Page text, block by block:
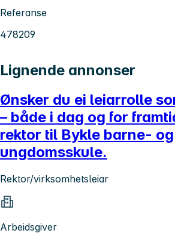
Referanse
478209
Lignende annonser
Ønsker du ei leiarrolle
– både i dag og for
rektor til Bykle barne- og
ungdomsskule.
Rektor/virksomhetsleiar
Arbeidsgiver